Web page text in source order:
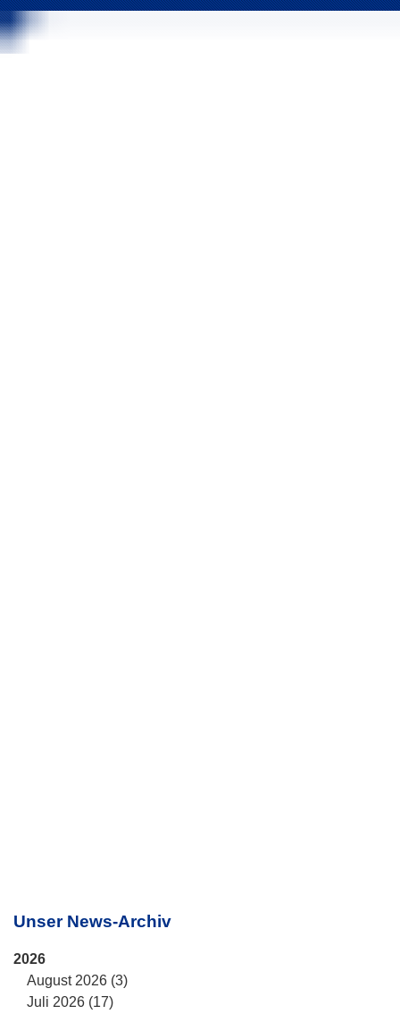
Unser News-Archiv
2026
August 2026 (3)
Juli 2026 (17)